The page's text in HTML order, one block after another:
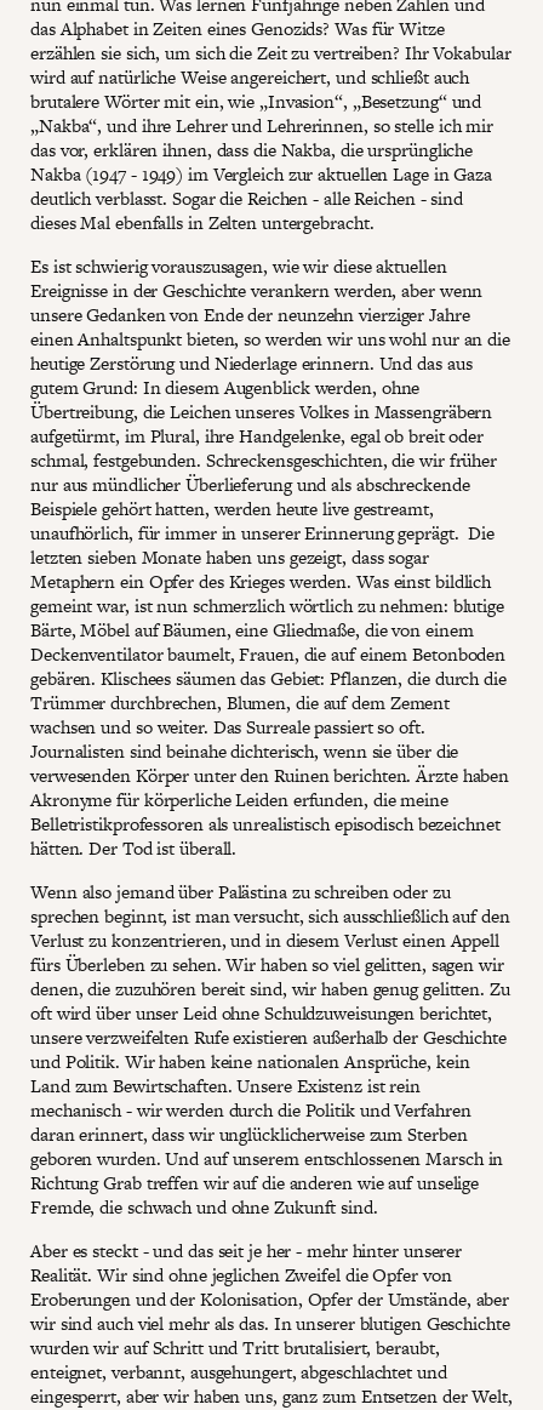
das Alphabet in Zeiten eines Genozids? Was für Witze
erzählen sie sich, um sich die Zeit zu vertreiben? Ihr Vokabular
wird auf natürliche Weise angereichert, und schließt auch
brutalere Wörter mit ein, wie „Invasion“, „Besetzung“ und
„Nakba“, und ihre Lehrer und Lehrerinnen, so stelle ich mir
das vor, erklären ihnen, dass die Nakba, die ursprüngliche
Nakba (1947 - 1949) im Vergleich zur aktuellen Lage in Gaza
deutlich verblasst. Sogar die Reichen - alle Reichen - sind
dieses Mal ebenfalls in Zelten untergebracht.
Es ist schwierig vorauszusagen, wie wir diese aktuellen
Ereignisse in der Geschichte verankern werden, aber wenn
unsere Gedanken von Ende der neunzehn vierziger Jahre
einen Anhaltspunkt bieten, so werden wir uns wohl nur an die
heutige Zerstörung und Niederlage erinnern. Und das aus
gutem Grund: In diesem Augenblick werden, ohne
Übertreibung, die Leichen unseres Volkes in Massengräbern
aufgetürmt, im Plural, ihre Handgelenke, egal ob breit oder
schmal, festgebunden. Schreckensgeschichten, die wir früher
nur aus mündlicher Überlieferung und als abschreckende
Beispiele gehört hatten, werden heute live gestreamt,
unaufhörlich, für immer in unserer Erinnerung geprägt. Die
letzten sieben Monate haben uns gezeigt, dass sogar
Metaphern ein Opfer des Krieges werden. Was einst bildlich
gemeint war, ist nun schmerzlich wörtlich zu nehmen: blutige
Bärte, Möbel auf Bäumen, eine Gliedmaße, die von einem
Deckenventilator baumelt, Frauen, die auf einem Betonboden
gebären. Klischees säumen das Gebiet: Pflanzen, die durch die
Trümmer durchbrechen, Blumen, die auf dem Zement
wachsen und so weiter. Das Surreale passiert so oft.
Journalisten sind beinahe dichterisch, wenn sie über die
verwesenden Körper unter den Ruinen berichten. Ärzte haben
Akronyme für körperliche Leiden erfunden, die meine
Belletristikprofessoren als unrealistisch episodisch bezeichnet
hätten. Der Tod ist überall.
Wenn also jemand über Palästina zu schreiben oder zu
sprechen beginnt, ist man versucht, sich ausschließlich auf den
Verlust zu konzentrieren, und in diesem Verlust einen Appell
fürs Überleben zu sehen. Wir haben so viel gelitten, sagen wir
denen, die zuzuhören bereit sind, wir haben genug gelitten. Zu
oft wird über unser Leid ohne Schuldzuweisungen berichtet,
unsere verzweifelten Rufe existieren außerhalb der Geschichte
und Politik. Wir haben keine nationalen Ansprüche, kein
Land zum Bewirtschaften. Unsere Existenz ist rein
mechanisch - wir werden durch die Politik und Verfahren
daran erinnert, dass wir unglücklicherweise zum Sterben
geboren wurden. Und auf unserem entschlossenen Marsch in
Richtung Grab treffen wir auf die anderen wie auf unselige
Fremde, die schwach und ohne Zukunft sind.
Aber es steckt - und das seit je her - mehr hinter unserer
Realität. Wir sind ohne jeglichen Zweifel die Opfer von
Eroberungen und der Kolonisation, Opfer der Umstände, aber
wir sind auch viel mehr als das. In unserer blutigen Geschichte
wurden wir auf Schritt und Tritt brutalisiert, beraubt,
enteignet, verbannt, ausgehungert, abgeschlachtet und
eingesperrt, aber wir haben uns, ganz zum Entsetzen der Welt,